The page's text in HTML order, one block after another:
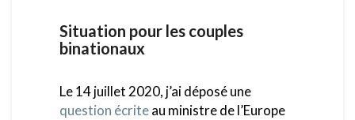
Situation pour les couples
binationaux
Le 14 juillet 2020, j’ai déposé une
question écriteau ministre de l’Europe